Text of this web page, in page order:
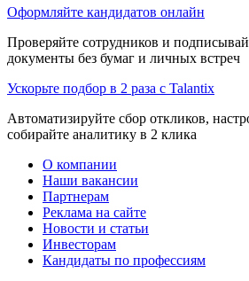
Оформляйте кандидатов онлайн
Проверяйте сотрудников и
документы без бумаг и личных встреч
Ускорьте подбор в 2 раза с Talantix
Автоматизируйте сбор откликов,
собирайте аналитику в 2 клика
О компании
Наши вакансии
Партнерам
Реклама на сайте
Новости и статьи
Инвесторам
Кандидаты по профессиям